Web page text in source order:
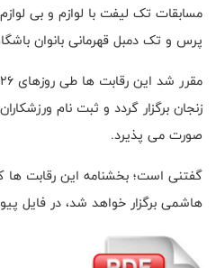
مسابقات تک لیفت با لوازم و بی
پرس و تک دمبل قهرمانی بانوان
زنجان برگزار گردد و ثبت نام
صورت می پذیرد.
گفتنی است؛ بخشنامه این رقابت ها
هاشمی برگزار خواهد شد، در فایل